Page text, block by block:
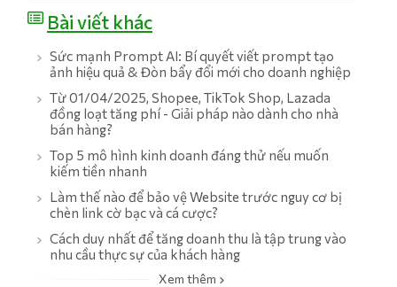
Bài viết khác
Sức mạnh Prompt AI: Bí quyết viết prompt tạo
ảnh hiệu quả & Đòn bẩy đổi mới cho doanh nghiệp
Từ 01/04/2025, Shopee, TikTok Shop, Lazada
đồng loạt tăng phí - Giải pháp nào dành cho nhà
bán hàng?
Top 5 mô hình kinh doanh đáng thử nếu muốn
kiếm tiền nhanh
Làm thế nào để bảo vệ Website trước nguy cơ bị
chèn link cờ bạc và cá cược?
Cách duy nhất để tăng doanh thu là tập trung vào
nhu cầu thực sự của khách hàng
Xem thêm